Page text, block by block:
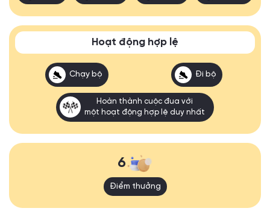
Hoạt động hợp lệ
Chạy bộ Đi bộ
Hoàn thành cuộc đua với
một hoạt động hợp lệ duy nhất
6
Điểm thưởng